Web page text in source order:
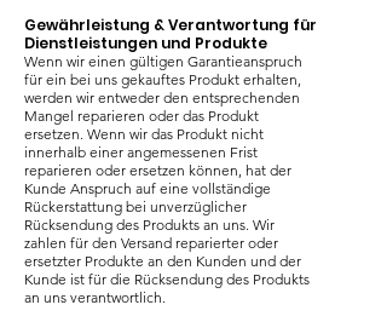
Gewährleistung & Verantwortung für
Dienstleistungen und Produkte
Wenn wir einen gültigen Garantieanspruch
für ein bei uns gekauftes Produkt erhalten,
werden wir entweder den entsprechenden
Mangel reparieren oder das Produkt
ersetzen. Wenn wir das Produkt nicht
innerhalb einer angemessenen Frist
reparieren oder ersetzen können, hat der
Kunde Anspruch auf eine vollständige
Rückerstattung bei unverzüglicher
Rücksendung des Produkts an uns. Wir
zahlen für den Versand reparierter oder
ersetzter Produkte an den Kunden und der
Kunde ist für die Rücksendung des Produkts
an uns verantwortlich.